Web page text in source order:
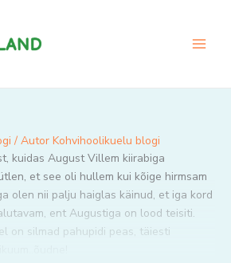
/ Autor Kohvihoolikuelu blogi
kuidas August Villem kiirabiga
et see oli hullem kui kõige hirmsam
olen nii palju haiglas käinud, et iga kord
ent Augustiga on lood teisiti.
on silmad pahupidi peas, täiesti